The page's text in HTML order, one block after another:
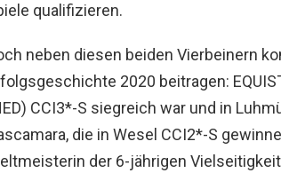
qualifizieren.
neben diesen beiden Vierbeinern
2020 beitragen:
CCI3*-S siegreich war und in
die in Wesel CCI2*-S
der 6-jährigen